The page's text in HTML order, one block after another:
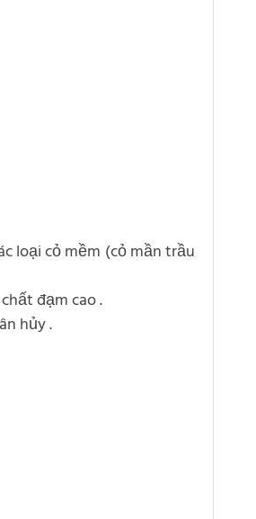
loại cỏ mềm (cỏ mần trầu
đạm cao .
hủy .